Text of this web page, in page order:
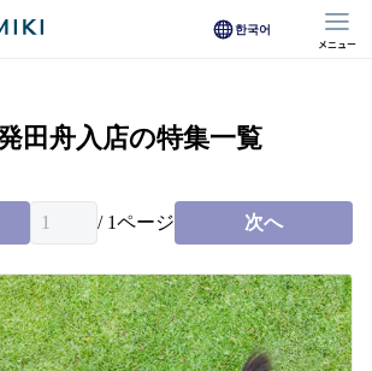
한국어
メニュー
会員
田舟入店の特集一覧
/ 1ページ 次へ